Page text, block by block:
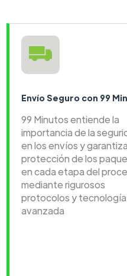
Envío Seguro con 99
99 Minutos entiende la
importancia de la
en los envíos y
protección de los
en cada etapa del
mediante rigurosos
protocolos y tecnología
avanzada